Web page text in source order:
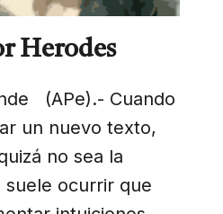
Herodes
(APe).- Cuando
un nuevo texto,
no sea la
suele ocurrir que